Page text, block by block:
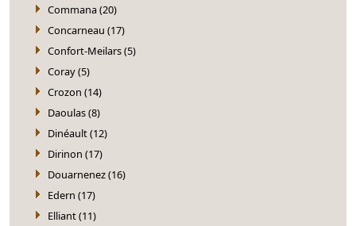
Commana (20)
Concarneau (17)
Confort-Meilars (5)
Coray (5)
Crozon (14)
Daoulas (8)
Dinéault (12)
Dirinon (17)
Douarnenez (16)
Edern (17)
Elliant (11)